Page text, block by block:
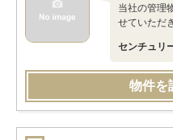
当社の管理
せていただ
センチュリ
物件を